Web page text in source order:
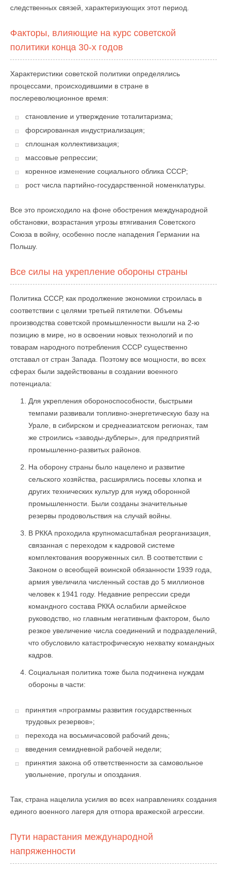
следственных связей, характеризующих этот период.
Факторы, влияющие на курс советской
политики конца 30-х годов
Характеристики советской политики определялись
процессами, происходившими в стране в
послереволюционное время:
становление и утверждение тоталитаризма;
форсированная индустриализация;
сплошная коллективизация;
массовые репрессии;
коренное изменение социального облика СССР;
рост числа партийно-государственной номенклатуры.
Все это происходило на фоне обострения международной
обстановки, возрастания угрозы втягивания Советского
Союза в войну, особенно после нападения Германии на
Польшу.
Все силы на укрепление обороны страны
Политика СССР, как продолжение экономики строилась в
соответствии с целями третьей пятилетки. Объемы
производства советской промышленности вышли на 2-ю
позицию в мире, но в освоении новых технологий и по
товарам народного потребления СССР существенно
отставал от стран Запада. Поэтому все мощности, во всех
сферах были задействованы в создании военного
потенциала:
Для укрепления обороноспособности, быстрыми
темпами развивали топливно-энергетическую базу на
Урале, в сибирском и среднеазиатском регионах, там
же строились «заводы-дублеры», для предприятий
промышленно-развитых районов.
На оборону страны было нацелено и развитие
сельского хозяйства, расширялись посевы хлопка и
других технических культур для нужд оборонной
промышленности. Были созданы значительные
резервы продовольствия на случай войны.
В РККА проходила крупномасштабная реорганизация,
связанная с переходом к кадровой системе
комплектования вооруженных сил. В соответствии с
Законом о всеобщей воинской обязанности 1939 года,
армия увеличила численный состав до 5 миллионов
человек к 1941 году. Недавние репрессии среди
командного состава РККА ослабили армейское
руководство, но главным негативным фактором, было
резкое увеличение числа соединений и подразделений,
что обусловило катастрофическую нехватку командных
кадров.
Социальная политика тоже была подчинена нуждам
обороны в части:
принятия «программы развития государственных
трудовых резервов»;
перехода на восьмичасовой рабочий день;
введения семидневной рабочей недели;
принятия закона об ответственности за самовольное
увольнение, прогулы и опоздания.
Так, страна нацелила усилия во всех направлениях создания
единого военного лагеря для отпора вражеской агрессии.
Пути нарастания международной
напряженности